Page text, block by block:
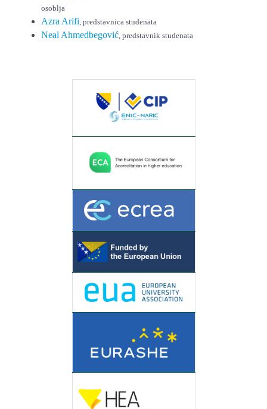
osoblja
Azra Arifi, predstavnica studenata
Neal Ahmedbegović, predstavnik studenata